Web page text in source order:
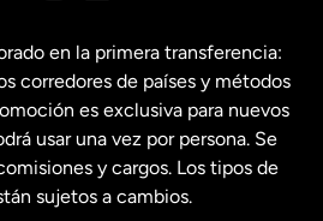
English
Español
en la primera transferencia:
corredores de países y métodos
es exclusiva para nuevos
usar una vez por persona. Se
y cargos. Los tipos de
sujetos a cambios.